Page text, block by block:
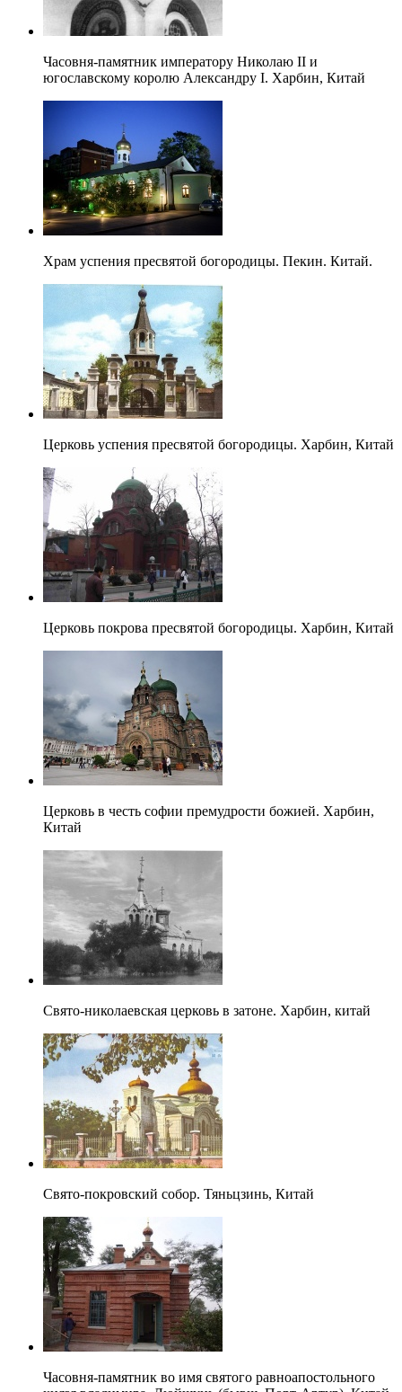
Часовня-памятник императору Николаю II и
югославскому королю Александру I. Харбин, Китай
Храм успения пресвятой богородицы. Пекин. Китай.
Церковь успения пресвятой богородицы. Харбин, Китай
Церковь покрова пресвятой богородицы. Харбин, Китай
Церковь в честь софии премудрости божией. Харбин,
Китай
Свято-николаевская церковь в затоне. Харбин, китай
Свято-покровский собор. Тяньцзинь, Китай
Часовня-памятник во имя святого равноапостольного